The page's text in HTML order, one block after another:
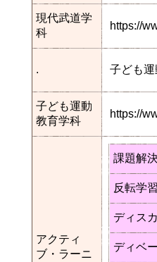
現代武道学
科
https://
. 子ども
子ども運動
教育学科
https://
アクティ
ブ・ラーニ
課題解
反転学習
ディス
ディベ